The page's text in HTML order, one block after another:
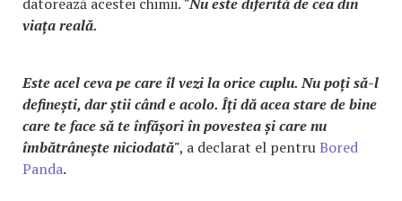
viața reală.
Este acel ceva pe care îl vezi la orice cuplu. Nu poți să-l
definești, dar știi când e acolo. Îți dă acea stare de bine
care te face să te înfășori în povestea și care nu
îmbătrânește niciodată", a declarat el pentruBored
Panda.